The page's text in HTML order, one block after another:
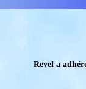
Revel a